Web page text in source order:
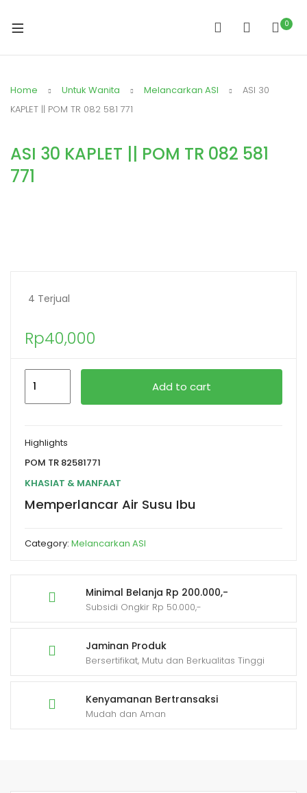
0
Home Untuk Wanita Melancarkan ASI
ASI 30
KAPLET || POM TR 082 581 771
ASI 30 KAPLET || POM TR 082 581
771
Minimal Belanja Rp 200.000,-
Subsidi Ongkir Rp 50.000,-
Jaminan Produk
Bersertifikat, Mutu dan Berkualitas Tinggi
Kenyamanan Bertransaksi
Mudah dan Aman
4 Terjual
Rp40,000
Add to cart
Highlights
POM TR 82581771
KHASIAT & MANFAAT
Memperlancar Air Susu Ibu
Category: Melancarkan ASI